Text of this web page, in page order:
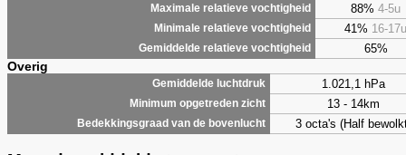
Maximale relatieve vochtigheid 88% 4-5u
Minimale relatieve vochtigheid 41% 16-17u
Gemiddelde relatieve vochtigheid 65%
Overig
Gemiddelde luchtdruk 1.021,1 hPa
Minimum opgetreden zicht 13 - 14km
Bedekkingsgraad van de bovenlucht 3 octa's (Half